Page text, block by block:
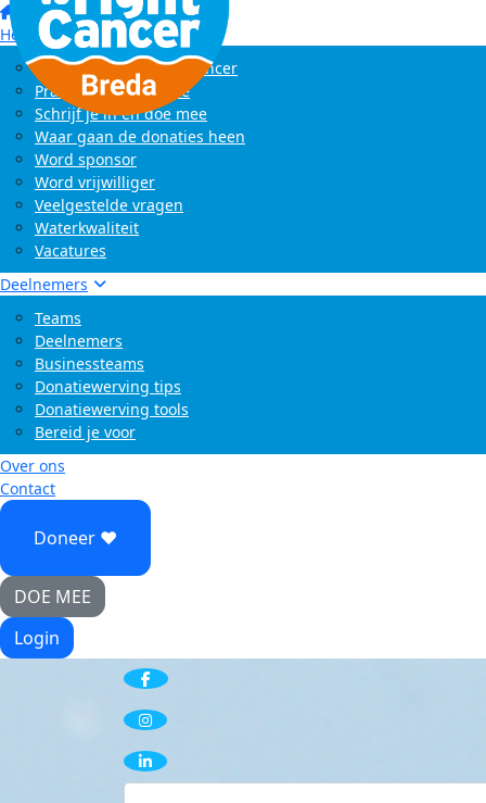
Home
Het evenement
Wat is Swim to Fight Cancer
Praktische informatie
Schrijf je in en doe mee
Waar gaan de donaties heen
Word sponsor
Word vrijwilliger
Veelgestelde vragen
Waterkwaliteit
Vacatures
Deelnemers
Teams
Deelnemers
Businessteams
Donatiewerving tips
Donatiewerving tools
Bereid je voor
Over ons
Contact
Doneer ♥
DOE MEE
Login